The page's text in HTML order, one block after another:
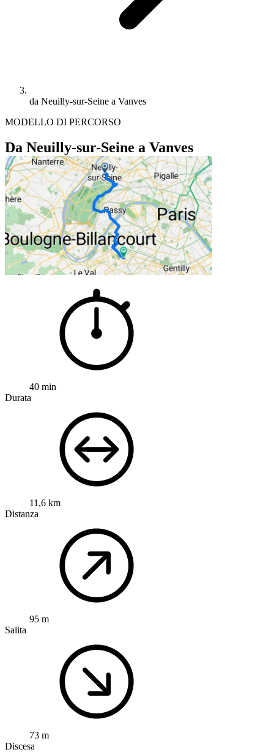
da Neuilly-sur-Seine a Vanves
MODELLO DI PERCORSO
Da Neuilly-sur-Seine a Vanves
40 min
Durata
11,6 km
Distanza
95 m
Salita
73 m
Discesa